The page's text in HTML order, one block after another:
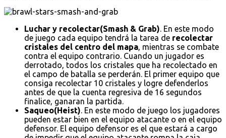
Luchar y recolectar(Smash & Grab). En este modo
de juego cada equipo tendrá la tarea de recolectar
cristales del centro del mapa, mientras se combate
contra el equipo contrario. Cuando un jugador es
derrotado, todos los cristales que ha recolectado en
el campo de batalla se perderán. El primer equipo que
consiga recolectar 10 cristales y logre defenderlos
antes de que la cuenta regresiva de 16 segundos
finalice, ganaran la partida.
Saqueo(Heist). En este modo de juego los jugadores
pueden estar bien en el equipo atacante o en el equipo
defensor. El equipo defensor es el que estará a cargo